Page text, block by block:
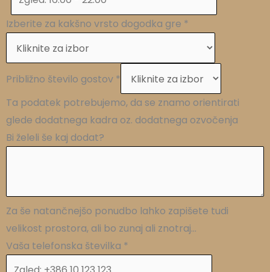
Izberite za kakšno vrsto dogodka gre *
Približno število gostov *
Ta podatek potrebujemo, da se znamo orientirati
glede dodatnega kadra oz. dodatnega ozvočenja
Bi želeli še kaj dodat?
Za še natančnejšo ponudbo lahko zapišete tudi
velikost prostora, ali bo zunaj ali znotraj...
Vaša telefonska številka *